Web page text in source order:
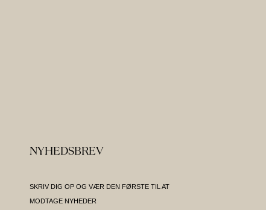
NYHEDSBREV
SKRIV DIG OP OG VÆR DEN FØRSTE TIL AT
MODTAGE NYHEDER